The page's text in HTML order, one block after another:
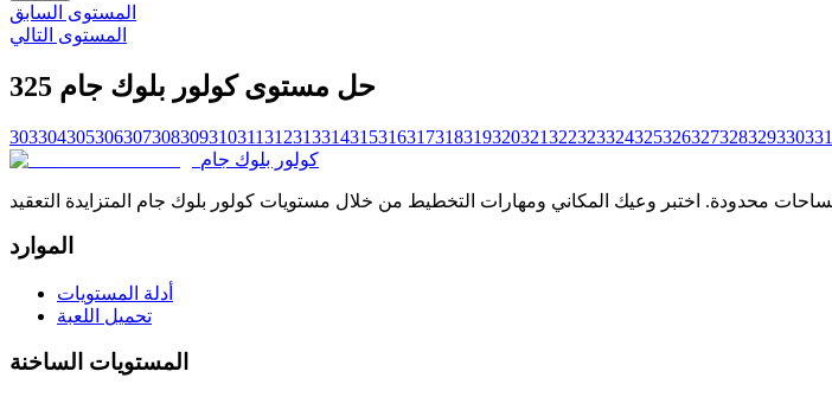
المستوى السابق
المستوى التالي
حل مستوى كولور بلوك جام 325
303304305306307308309310311312313314315316317318319320321322323324325326327328329330331
كولور بلوك جام
الموارد
أدلة المستويات
تحميل اللعبة
المستويات الساخنة